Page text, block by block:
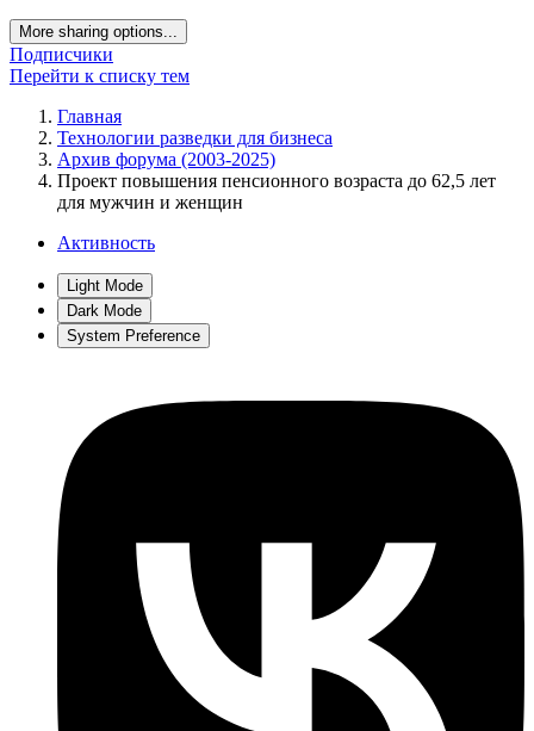
More sharing options...
Подписчики
Перейти к списку тем
Главная
Технологии разведки для бизнеса
Архив форума (2003-2025)
Проект повышения пенсионного возраста до 62,5 лет
для мужчин и женщин
Активность
Light Mode
Dark Mode
System Preference